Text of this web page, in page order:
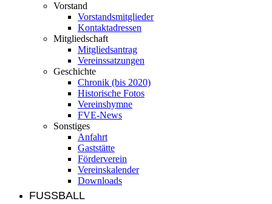
Vorstand
Vorstandsmitglieder
Kontaktadressen
Mitgliedschaft
Mitgliedsantrag
Vereinssatzungen
Geschichte
Chronik (bis 2020)
Historische Fotos
Vereinshymne
FVE-News
Sonstiges
Anfahrt
Gaststätte
Förderverein
Vereinskalender
Downloads
FUSSBALL